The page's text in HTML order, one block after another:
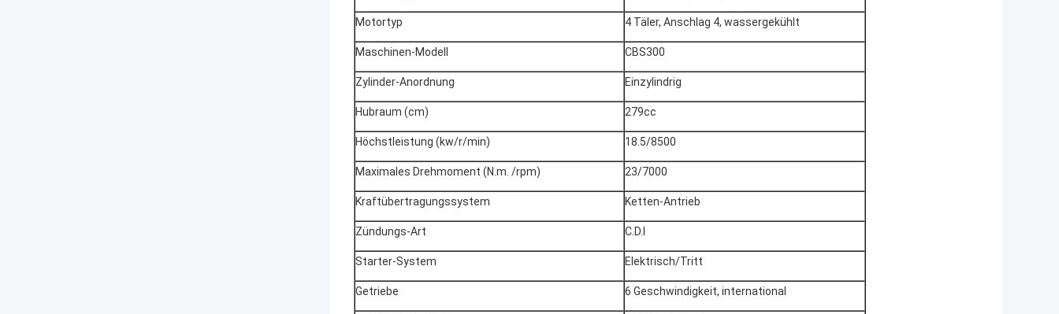
Motortyp 4 Täler, Anschlag 4, wassergekühlt
Maschinen-Modell CBS300
Zylinder-Anordnung Einzylindrig
Hubraum (cm) 279cc
Höchstleistung (kw/r/min) 18.5/8500
Maximales Drehmoment (N.m. /rpm) 23/7000
Kraftübertragungssystem Ketten-Antrieb
Zündungs-Art C.D.I
Starter-System Elektrisch/Tritt
Getriebe 6 Geschwindigkeit, international